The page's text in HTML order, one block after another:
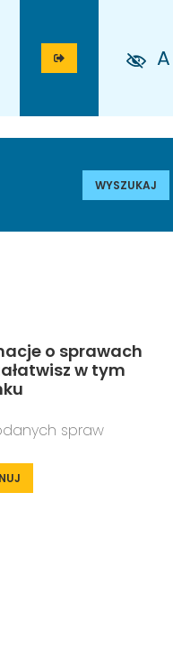
A
WYSZUKAJ
o sprawach
w tym
spraw